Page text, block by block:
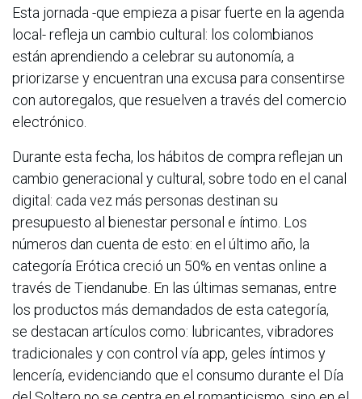
Esta jornada -que empieza a pisar fuerte en la agenda
local- refleja un cambio cultural: los colombianos
están aprendiendo a celebrar su autonomía, a
priorizarse y encuentran una excusa para consentirse
con autoregalos, que resuelven a través del comercio
electrónico.
Durante esta fecha, los hábitos de compra reflejan un
cambio generacional y cultural, sobre todo en el canal
digital: cada vez más personas destinan su
presupuesto al bienestar personal e íntimo. Los
números dan cuenta de esto: en el último año, la
categoría Erótica creció un 50% en ventas online a
través de Tiendanube. En las últimas semanas, entre
los productos más demandados de esta categoría,
se destacan artículos como: lubricantes, vibradores
tradicionales y con control vía app, geles íntimos y
lencería, evidenciando que el consumo durante el Día